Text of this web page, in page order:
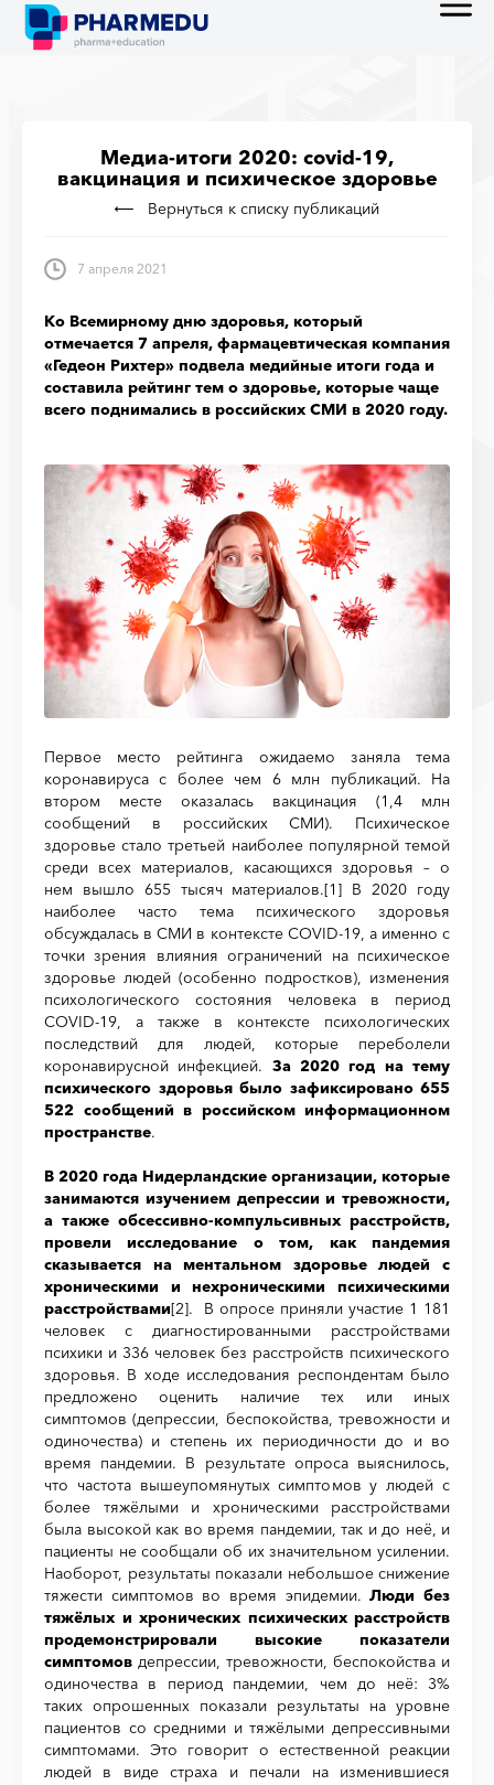
Медиа-итоги 2020: covid-19,
вакцинация и психическое здоровье
Вернуться к списку публикаций
7 апреля 2021
Ко Всемирному дню здоровья, который
отмечается 7 апреля, фармацевтическая компания
«Гедеон Рихтер» подвела медийные итоги года и
составила рейтинг тем о здоровье, которые чаще
всего поднимались в российских СМИ в 2020 году.
Первое место рейтинга ожидаемо заняла тема
коронавируса с более чем 6 млн публикаций. На
втором месте оказалась вакцинация (1,4 млн
сообщений в российских СМИ). Психическое
здоровье стало третьей наиболее популярной темой
среди всех материалов, касающихся здоровья – о
нем вышло 655 тысяч материалов.[1] В 2020 году
наиболее часто тема психического здоровья
обсуждалась в СМИ в контексте COVID-19, а именно с
точки зрения влияния ограничений на психическое
здоровье людей (особенно подростков), изменения
психологического состояния человека в период
COVID-19, а также в контексте психологических
последствий для людей, которые переболели
коронавирусной инфекцией. За 2020 год на тему
психического здоровья было зафиксировано 655
522 сообщений в российском информационном
пространстве.
В 2020 года Нидерландские организации, которые
занимаются изучением депрессии и тревожности,
а также обсессивно-компульсивных расстройств,
провели исследование о том, как пандемия
сказывается на ментальном здоровье людей с
хроническими и нехроническими психическими
расстройствами[2]. В опросе приняли участие 1 181
человек с диагностированными расстройствами
психики и 336 человек без расстройств психического
здоровья. В ходе исследования респондентам было
предложено оценить наличие тех или иных
симптомов (депрессии, беспокойства, тревожности и
одиночества) и степень их периодичности до и во
время пандемии. В результате опроса выяснилось,
что частота вышеупомянутых симптомов у людей с
более тяжёлыми и хроническими расстройствами
была высокой как во время пандемии, так и до неё, и
пациенты не сообщали об их значительном усилении.
Наоборот, результаты показали небольшое снижение
тяжести симптомов во время эпидемии.Люди без
тяжёлых и хронических психических расстройств
продемонстрировали высокие показатели
симптомов депрессии, тревожности, беспокойства и
одиночества в период пандемии, чем до неё: 3%
таких опрошенных показали результаты на уровне
пациентов со средними и тяжёлыми депрессивными
симптомами. Это говорит о естественной реакции
людей в виде страха и печали на изменившиеся